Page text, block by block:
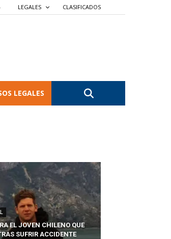
LEGALES CLASIFICADOS
LEGALES
EL JOVEN CHILENO QUE
SUFRIR ACCIDENTE